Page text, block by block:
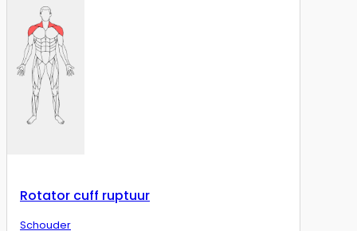
Rotator cuff ruptuur
Schouder